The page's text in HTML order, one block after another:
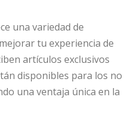
una variedad de
tu experiencia de
artículos exclusivos
disponibles para los no
una ventaja única en la